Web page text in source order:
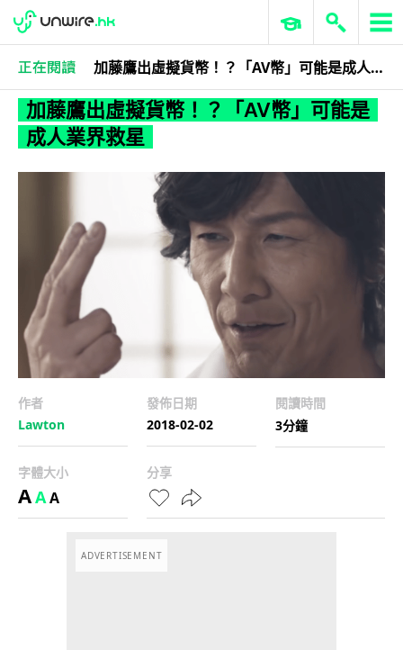
加藤鷹出虛擬貨幣！？「AV幣」可能是成人業界救星
科技娛樂 生活科技
加藤鷹出虛擬貨幣！？「AV幣」可能是
成人業界救星
作者
Lawton
發佈日期
2018-02-02
閱讀時間
3分鐘
字體大小
AAA
分享
ADVERTISEMENT